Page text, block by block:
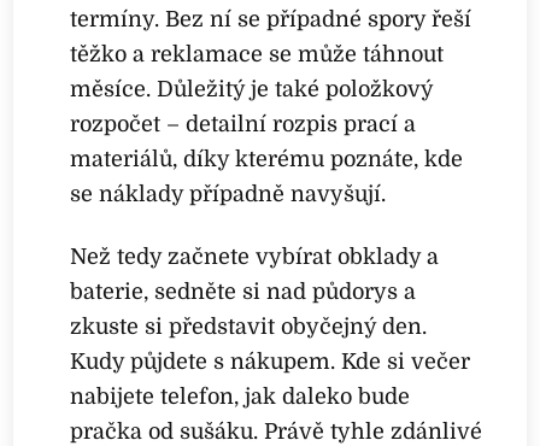
termíny. Bez ní se případné spory řeší
těžko a reklamace se může táhnout
měsíce. Důležitý je také položkový
rozpočet – detailní rozpis prací a
materiálů, díky kterému poznáte, kde
se náklady případně navyšují.
Než tedy začnete vybírat obklady a
baterie, sedněte si nad půdorys a
zkuste si představit obyčejný den.
Kudy půjdete s nákupem. Kde si večer
nabijete telefon, jak daleko bude
pračka od sušáku. Právě tyhle zdánlivé